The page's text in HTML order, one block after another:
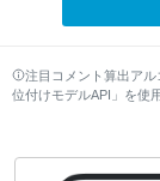
注目コメント算出ア
位付けモデルAPI」を使